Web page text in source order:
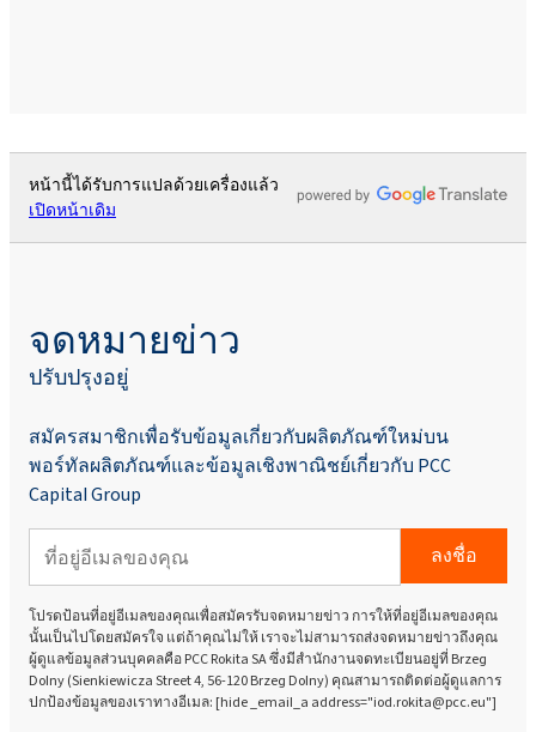
หน้านี้ได้รับการแปลด้วยเครื่องแล้ว
เปิดหน้าเดิม
จดหมายข่าว
ปรับปรุงอยู่
สมัครสมาชิกเพื่อรับข้อมูลเกี่ยวกับผลิตภัณฑ์ใหม่บน
พอร์ทัลผลิตภัณฑ์และข้อมูลเชิงพาณิชย์เกี่ยวกับ PCC
Capital Group
ลงชื่อ
โปรดป้อนที่อยู่อีเมลของคุณเพื่อสมัครรับจดหมายข่าว การให้ที่อยู่อีเมลของคุณ
นั้นเป็นไปโดยสมัครใจ แต่ถ้าคุณไม่ให้ เราจะไม่สามารถส่งจดหมายข่าวถึงคุณ
ผู้ดูแลข้อมูลส่วนบุคคลคือ PCC Rokita SA ซึ่งมีสำนักงานจดทะเบียนอยู่ที่ Brzeg
Dolny (Sienkiewicza Street 4, 56-120 Brzeg Dolny) คุณสามารถติดต่อผู้ดูแลการ
ปกป้องข้อมูลของเราทางอีเมล: [hide _email_a address="iod.rokita@pcc.eu"]